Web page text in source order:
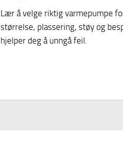
Lær å velge riktig varmepumpe
størrelse, plassering, støy og
hjelper deg å unngå feil.